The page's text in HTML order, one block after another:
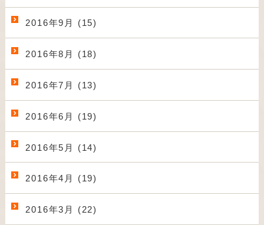
2016年9月 (15)
2016年8月 (18)
2016年7月 (13)
2016年6月 (19)
2016年5月 (14)
2016年4月 (19)
2016年3月 (22)